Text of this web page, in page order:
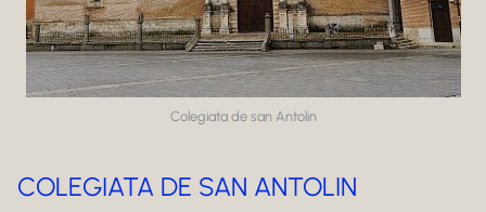
Colegiata de san Antolin
COLEGIATA DE SAN ANTOLIN